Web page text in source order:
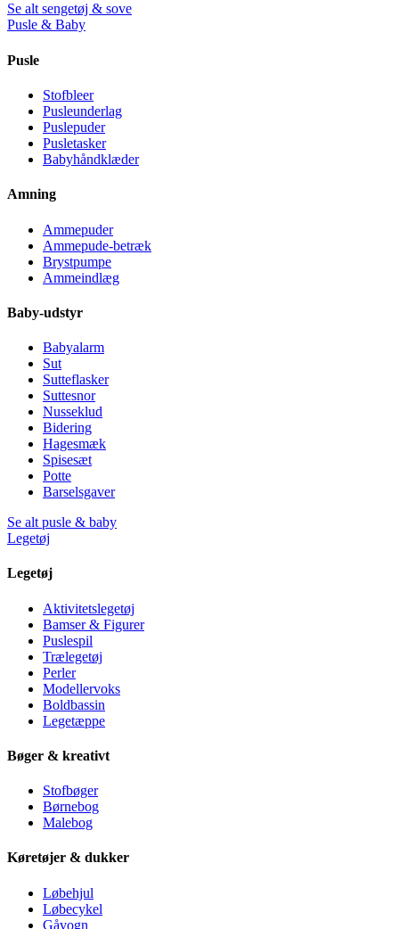
Se alt sengetøj & sove
Pusle & Baby
Pusle
Stofbleer
Pusleunderlag
Puslepuder
Pusletasker
Babyhåndklæder
Amning
Ammepuder
Ammepude-betræk
Brystpumpe
Ammeindlæg
Baby-udstyr
Babyalarm
Sut
Sutteflasker
Suttesnor
Nusseklud
Bidering
Hagesmæk
Spisesæt
Potte
Barselsgaver
Se alt pusle & baby
Legetøj
Legetøj
Aktivitetslegetøj
Bamser & Figurer
Puslespil
Trælegetøj
Perler
Modellervoks
Boldbassin
Legetæppe
Bøger & kreativt
Stofbøger
Børnebog
Malebog
Køretøjer & dukker
Løbehjul
Løbecykel
Gåvogn